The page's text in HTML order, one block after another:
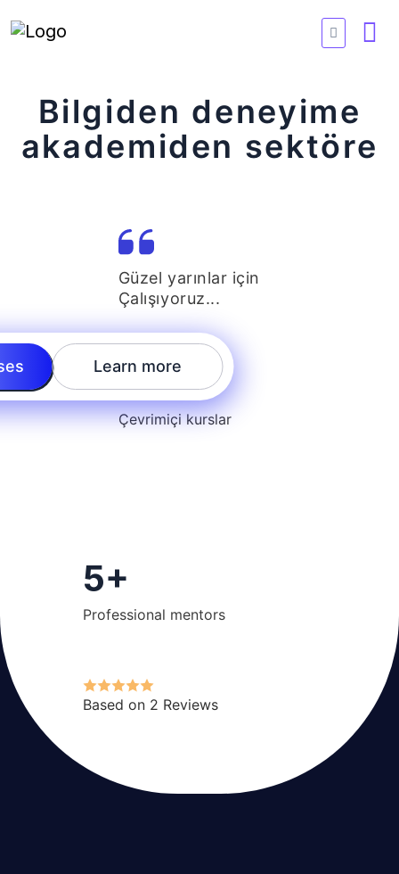
Bilgiden deneyime
akademiden sektöre
Güzel yarınlar için
Çalışıyoruz...
10+
Çevrimiçi kurslar
Learn more
5+
Professional mentors
Based on 2 Reviews